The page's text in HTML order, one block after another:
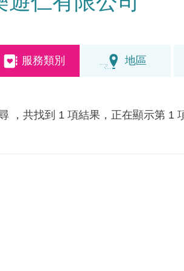
服務類別 地區
，共找到 1 項結果，正在顯示第 1